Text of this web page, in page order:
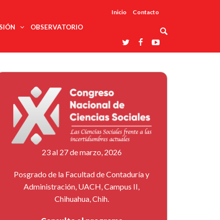
Inicio Contacto
ciencias
profesionales
trabajo
Redes
temáticas
Laboratorios
nacionales
Entidades
afines
Reconoce
La UDUALC
A La
Universidad
De México
En Su 475
Aniversario
OBSERVATORIO
23 al 27 de marzo, 2026
Posgrado de la Facultad de Contaduría y
Administración, UACH, Campus II,
Chihuahua, Chih.